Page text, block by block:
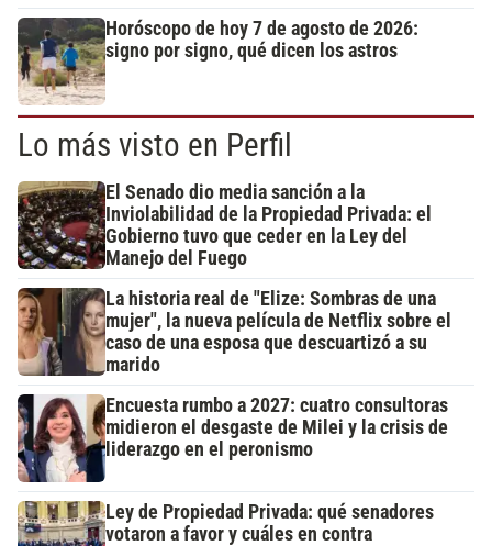
Horóscopo de hoy 7 de agosto de 2026:
signo por signo, qué dicen los astros
Lo más visto en Perfil
El Senado dio media sanción a la
Inviolabilidad de la Propiedad Privada: el
Gobierno tuvo que ceder en la Ley del
Manejo del Fuego
La historia real de "Elize: Sombras de una
mujer", la nueva película de Netflix sobre el
caso de una esposa que descuartizó a su
marido
Encuesta rumbo a 2027: cuatro consultoras
midieron el desgaste de Milei y la crisis de
liderazgo en el peronismo
Ley de Propiedad Privada: qué senadores
votaron a favor y cuáles en contra